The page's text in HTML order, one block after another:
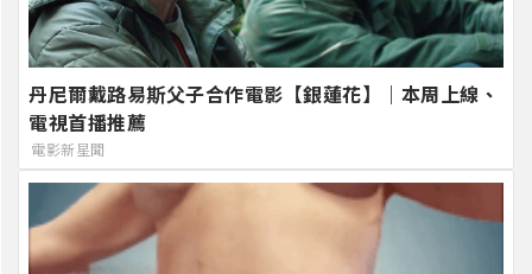
丹尼爾戴路易斯父子合作電影【銀蓮花】｜本周上線、
電視首播推薦
電影新星聞